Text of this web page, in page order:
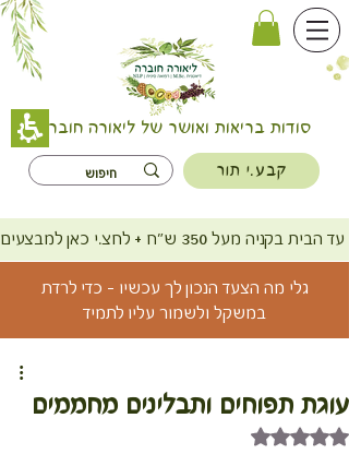
סודות בריאות ואושר של ליאורה חוברה
קבע.י תור
ש"ח + לחצ.י כאן למבצעים
גלי מה הצעד הנכון לך עכשיו - כדי לרדת
במשקל ולשמור עליו לתמיד
עוגת תפוחים ותבלינים מחממים
דירוג של NaN מתוך 5 כוכבים